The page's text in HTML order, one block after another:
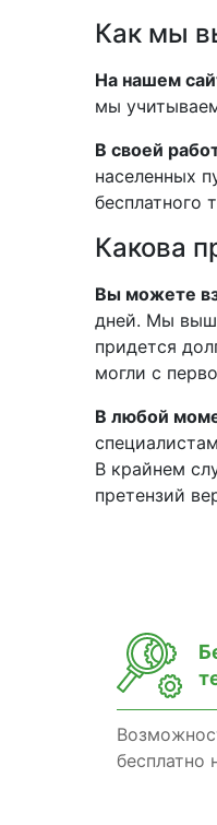
Как мы
На нашем
мы
В своей
населенных
бесплатного
Какова
Вы можете
дней. Мы
придется
могли с
В любой
В крайнем
претензий
бесплатно